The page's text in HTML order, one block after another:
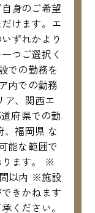
身のご希望
けます。エ
ずれかより
つご選択く
での勤務を
内での勤務
、関西エ
府県での勤
福岡県 な
能な範囲で
ります。 ※
以内 ※施設
きかねます
ください。